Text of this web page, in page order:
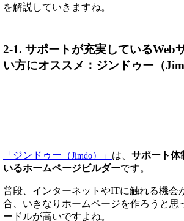
を解説していきますね。
2-1. サポートが充実しているWeb
い方にオススメ：ジンドゥー（
「ジンドゥー（Jimdo）」 は、 サポート体
いるホームページビルダーです。
普段、インターネットやITに触れる機会
合、いきなりホームページを作ろうと思
ードルが高いですよね。